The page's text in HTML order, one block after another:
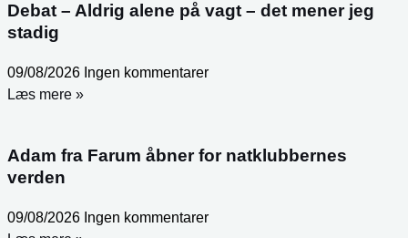
Debat – Aldrig alene på vagt – det mener jeg
stadig
09/08/2026 Ingen kommentarer
Læs mere »
Adam fra Farum åbner for natklubbernes
verden
09/08/2026 Ingen kommentarer